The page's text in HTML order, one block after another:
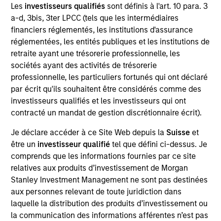
Les investisseurs qualifiés sont définis à l'art. 10 para. 3
a-d, 3bis, 3ter LPCC (tels que les intermédiaires
financiers réglementés, les institutions d'assurance
réglementées, les entités publiques et les institutions de
retraite ayant une trésorerie professionnelle, les
sociétés ayant des activités de trésorerie
professionnelle, les particuliers fortunés qui ont déclaré
par écrit qu'ils souhaitent être considérés comme des
investisseurs qualifiés et les investisseurs qui ont
contracté un mandat de gestion discrétionnaire écrit).
Je déclare accéder à ce Site Web depuis la Suisse et
être un investisseur qualifiétel que défini ci-dessus. Je
comprends que les informations fournies par ce site
relatives aux produits d’investissement de Morgan
Stanley Investment Management ne sont pas destinées
aux personnes relevant de toute juridiction dans
laquelle la distribution des produits d’investissement ou
la communication des informations afférentes n’est pas
Invested on
Mar 2025
Transaction Type
Credit
Freshbooks is a cloud-based accounting and
invoicing software platform designed for small
businesses, freelancers, and self-employed
professionals to manage billing, expenses, and
financial reporting easily.
View Current Employment Opportunities
View Site
Investment Team
Morgan Stanley Expansion Capital